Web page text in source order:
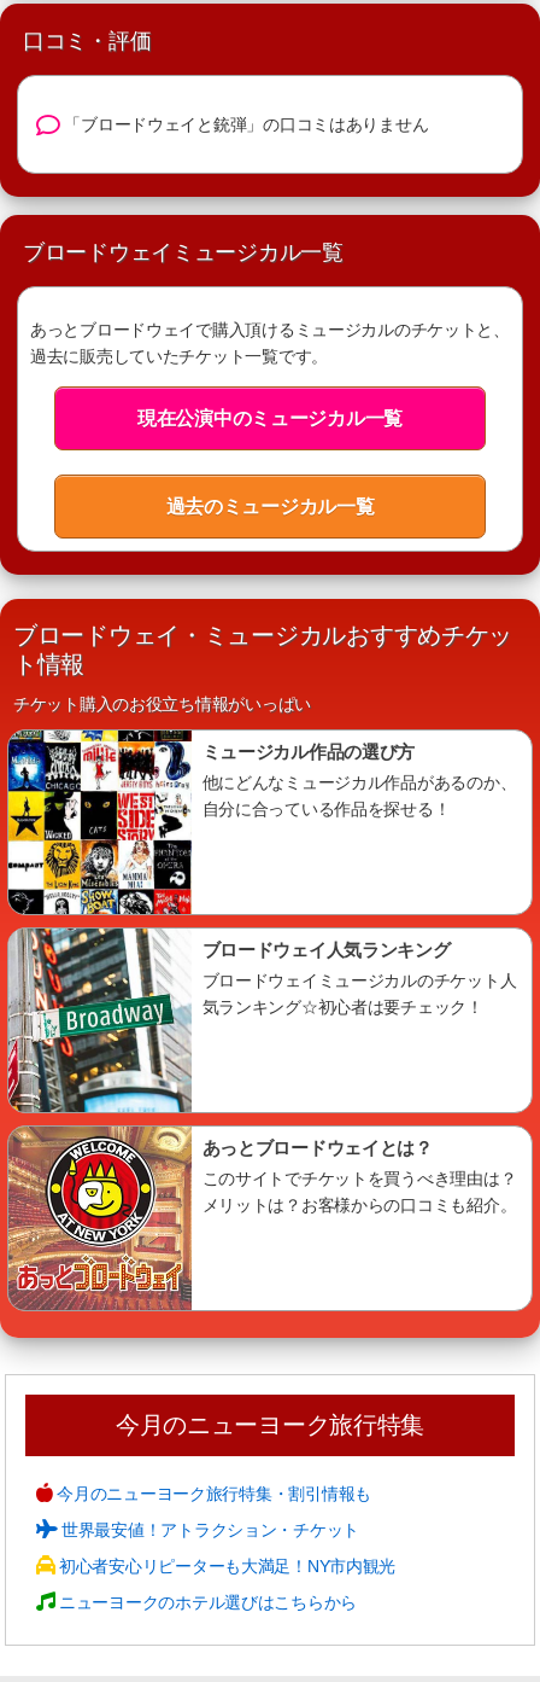
口コミ・評価
「ブロードウェイと銃弾」の口コミはありません
ブロードウェイミュージカル一覧
あっとブロードウェイで購入頂けるミュージカルのチケットと、
過去に販売していたチケット一覧です。
現在公演中のミュージカル一覧
過去のミュージカル一覧
ブロードウェイ・ミュージカルおすすめチケッ
ト情報
チケット購入のお役立ち情報がいっぱい
ミュージカル作品の選び方
他にどんなミュージカル作品があるのか、
自分に合っている作品を探せる！
ブロードウェイ人気ランキング
ブロードウェイミュージカルのチケット人
気ランキング☆初心者は要チェック！
あっとブロードウェイとは？
このサイトでチケットを買うべき理由は？
メリットは？お客様からの口コミも紹介。
今月のニューヨーク旅行特集
今月のニューヨーク旅行特集・割引情報も
世界最安値！アトラクション・チケット
初心者安心リピーターも大満足！NY市内観光
ニューヨークのホテル選びはこちらから